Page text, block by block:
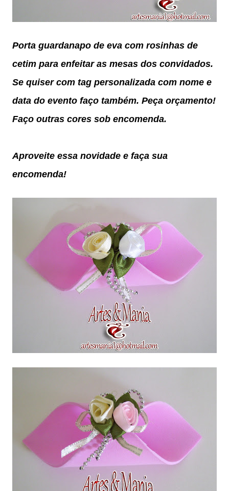
Porta guardanapo de eva com rosinhas de
cetim para enfeitar as mesas dos convidados.
Se quiser com tag personalizada com nome e
data do evento faço também. Peça orçamento!
Faço outras cores sob encomenda.
Aproveite essa novidade e faça sua
encomenda!